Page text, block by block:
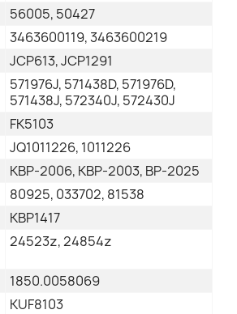
56005, 50427
3463600119, 3463600219
JCP613, JCP1291
571976J, 571438D, 571976D,
571438J, 572340J, 572430J
FK5103
JQ1011226, 1011226
KBP-2006, KBP-2003, BP-2025
80925, 033702, 81538
KBP1417
24523z, 24854z
1850.0058069
KUF8103